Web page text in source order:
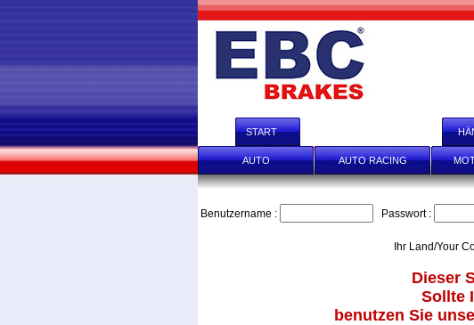
START
AUTO AUTO RACING
Benutzername : Passwort :
Ihr Land/Your
Dieser
Sollte
benutzen Sie